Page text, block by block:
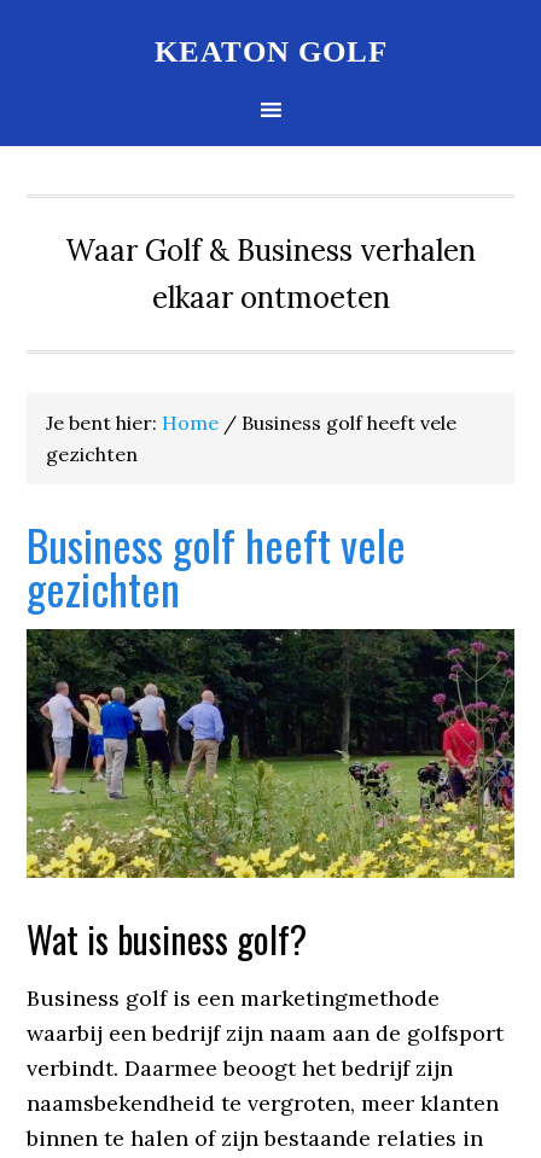
KEATON GOLF
Waar Golf & Business verhalen
elkaar ontmoeten
Je bent hier: Home / Business golf heeft vele
gezichten
Business golf heeft vele
gezichten
Wat is business golf?
Business golf is een marketingmethode
waarbij een bedrijf zijn naam aan de golfsport
verbindt. Daarmee beoogt het bedrijf zijn
naamsbekendheid te vergroten, meer klanten
binnen te halen of zijn bestaande relaties in